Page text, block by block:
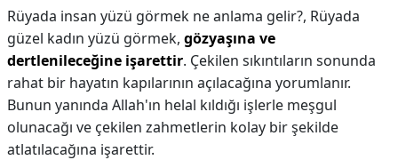
Rüyada insan yüzü görmek ne anlama gelir?, Rüyada
güzel kadın yüzü görmek, gözyaşına ve
dertlenileceğine işarettir. Çekilen sıkıntıların sonunda
rahat bir hayatın kapılarının açılacağına yorumlanır.
Bunun yanında Allah'ın helal kıldığı işlerle meşgul
olunacağı ve çekilen zahmetlerin kolay bir şekilde
atlatılacağına işarettir.